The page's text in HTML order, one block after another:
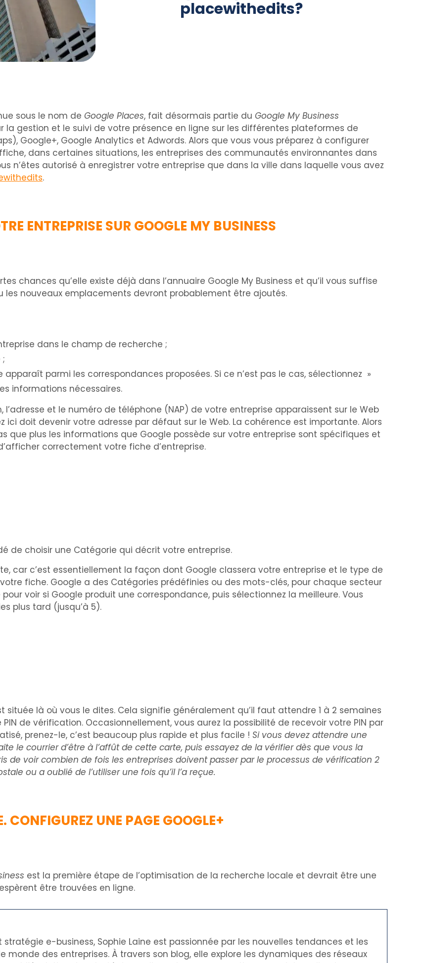
placewithedits?
sous le nom de Google Places, fait désormais partie du Google My Business
gestion et le suivi de votre présence en ligne sur les différentes plateformes de
Google+, Google Analytics et Adwords. Alors que vous vous préparez à configurer
dans certaines situations, les entreprises des communautés environnantes dans
n’êtes autorisé à enregistrer votre entreprise que dans la ville dans laquelle vous avez
.
ENTREPRISE SUR GOOGLE MY BUSINESS
chances qu’elle existe déjà dans l’annuaire Google My Business et qu’il vous suffise
les nouveaux emplacements devront probablement être ajoutés.
dans le champ de recherche ;
apparaît parmi les correspondances proposées. Si ce n’est pas le cas, sélectionnez »
informations nécessaires.
et le numéro de téléphone (NAP) de votre entreprise apparaissent sur le Web
ici doit devenir votre adresse par défaut sur le Web. La cohérence est importante. Alors
que plus les informations que Google possède sur votre entreprise sont spécifiques et
correctement votre fiche d’entreprise.
de choisir une Catégorie qui décrit votre entreprise.
car c’est essentiellement la façon dont Google classera votre entreprise et le type de
fiche. Google a des Catégories prédéfinies ou des mots-clés, pour chaque secteur
voir si Google produit une correspondance, puis sélectionnez la meilleure. Vous
plus tard (jusqu’à 5).
là où vous le dites. Cela signifie généralement qu’il faut attendre 1 à 2 semaines
de vérification. Occasionnellement, vous aurez la possibilité de recevoir votre PIN par
prenez-le, c’est beaucoup plus rapide et plus facile ! Si vous devez attendre une
le courrier d’être à l’affût de cette carte, puis essayez de la vérifier dès que vous la
de voir combien de fois les entreprises doivent passer par le processus de vérification 2
ou a oublié de l’utiliser une fois qu’il l’a reçue.
CONFIGUREZ UNE PAGE GOOGLE+
est la première étape de l’optimisation de la recherche locale et devrait être une
être trouvées en ligne.
e-business, Sophie Laine est passionnée par les nouvelles tendances et les
monde des entreprises. À travers son blog, elle explore les dynamiques des réseaux